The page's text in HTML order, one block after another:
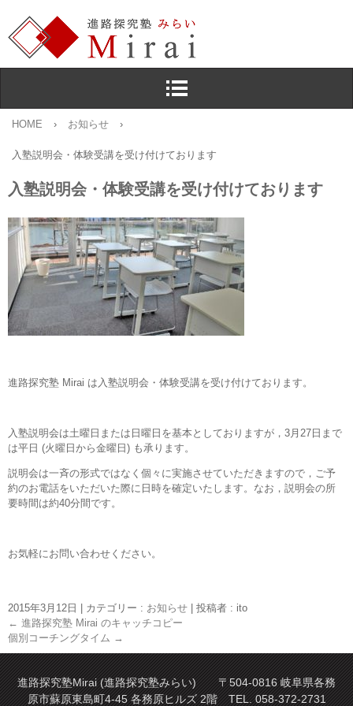
HOME › お知らせ ›
入塾説明会・体験受講を受け付けております
入塾説明会・体験受講を受け付けております
進路探究塾 Mirai は入塾説明会・体験受講を受け付けております。
入塾説明会は土曜日または日曜日を基本としておりますが，3月27日まで
は平日 (火曜日から金曜日) も承ります。
説明会は一斉の形式ではなく個々に実施させていただきますので，ご予
約のお電話をいただいた際に日時を確定いたします。なお，説明会の所
要時間は約40分間です。
お気軽にお問い合わせください。
2015年3月12日 カテゴリー : お知らせ
投稿者 : ito
← 進路探究塾 Mirai のキャッチコピー
個別コーチングタイム →
進路探究塾Mirai (進路探究塾みらい) 〒504-0816 岐阜県各務
原市蘇原東島町4-45 各務原ヒルズ 2階 TEL. 058-372-2731